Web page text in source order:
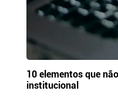
10 elementos que
institucional